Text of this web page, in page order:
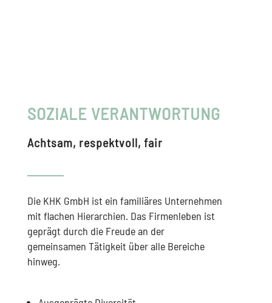
SOZIALE VERANTWORTUNG
Achtsam, respektvoll, fair
Die KHK GmbH ist ein familiäres Unternehmen
mit flachen Hierarchien. Das Firmenleben ist
geprägt durch die Freude an der
gemeinsamen Tätigkeit über alle Bereiche
hinweg.